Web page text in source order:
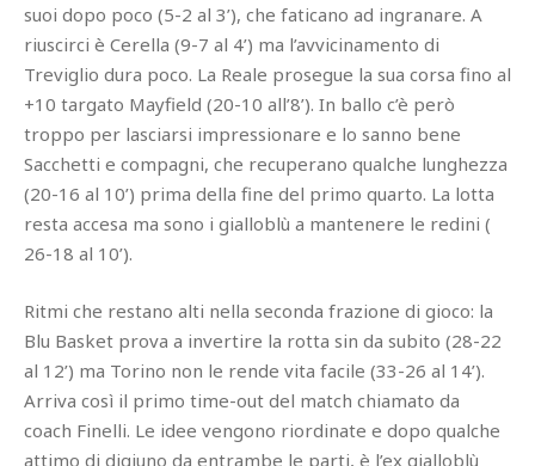
suoi dopo poco (5-2 al 3’), che faticano ad ingranare. A
riuscirci è Cerella (9-7 al 4’) ma l’avvicinamento di
Treviglio dura poco. La Reale prosegue la sua corsa fino al
+10 targato Mayfield (20-10 all’8’). In ballo c’è però
troppo per lasciarsi impressionare e lo sanno bene
Sacchetti e compagni, che recuperano qualche lunghezza
(20-16 al 10’) prima della fine del primo quarto. La lotta
resta accesa ma sono i gialloblù a mantenere le redini (
26-18 al 10’).
Ritmi che restano alti nella seconda frazione di gioco: la
Blu Basket prova a invertire la rotta sin da subito (28-22
al 12’) ma Torino non le rende vita facile (33-26 al 14’).
Arriva così il primo time-out del match chiamato da
coach Finelli. Le idee vengono riordinate e dopo qualche
attimo di digiuno da entrambe le parti, è l’ex gialloblù